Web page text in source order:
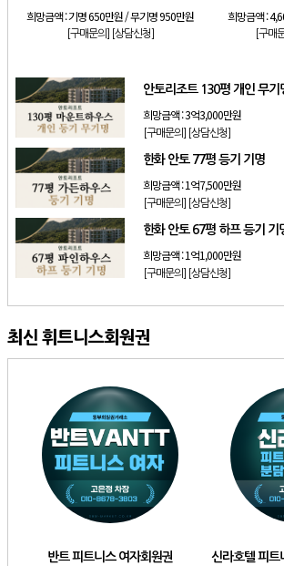
희망금액 :기명 650만원 / 무기명 950만원
[구매문의] [상담신청]
희망금액 :
[구매
안토리조트 130평 개인 무기
희망금액 :3억3,000만원
[구매문의] [상담신청]
한화 안토 77평 등기 기명
희망금액 :1억7,500만원
[구매문의] [상담신청]
한화 안토 67평 하프 등기 기
희망금액 :1억1,000만원
[구매문의] [상담신청]
최신 휘트니스회원권
반트 피트니스 여자회원권 신라호텔 피트